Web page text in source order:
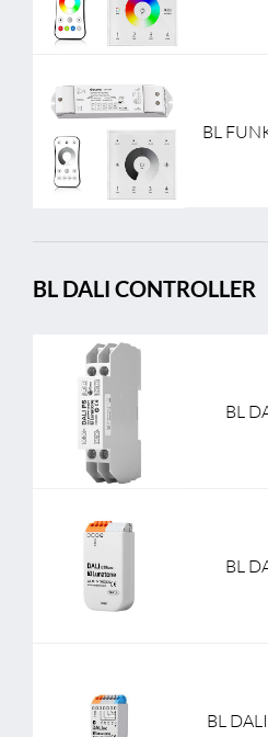
BL
BL DALI CONTROLLER
BL
BL
BL